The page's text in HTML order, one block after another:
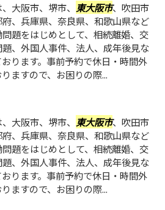
大阪市、堺市、 東大阪市、吹田市
、兵庫県、奈良県、和歌山県など
題をはじめとして、相続離婚、交
、外国人事件、法人、成年後見な
ります。事前予約で休日・時間外
ますので、お困りの際...
大阪市、堺市、 東大阪市、吹田市
、兵庫県、奈良県、和歌山県など
題をはじめとして、相続離婚、交
、外国人事件、法人、成年後見な
ります。事前予約で休日・時間外
ますので、お困りの際...